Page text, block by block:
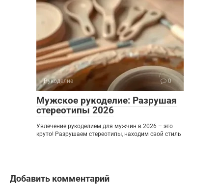
Рукоделие 0
Мужское рукоделие: Разрушая
стереотипы 2026
Увлечение рукоделием для мужчин в 2026 – это
круто! Разрушаем стереотипы, находим свой стиль
Добавить комментарий